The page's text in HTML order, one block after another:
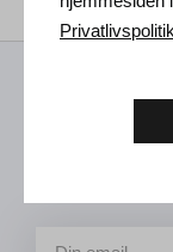
Privatlivspolitik